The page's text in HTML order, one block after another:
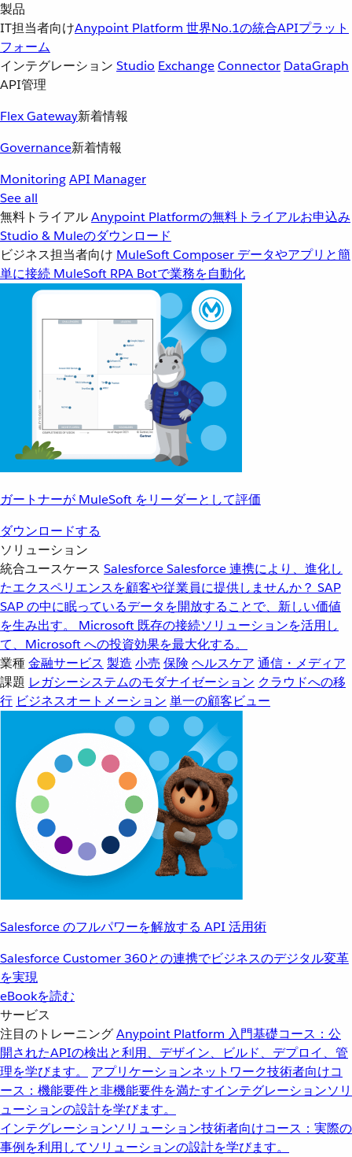
製品
IT担当者向けAnypoint Platform 世界No.1の統合APIプラット
フォーム
インテグレーション Studio ExchangeConnector DataGraph
API管理
Flex Gateway新着情報
Governance新着情報
MonitoringAPI Manager
See all
無料トライアルAnypoint Platformの無料トライアルお申込み
Studio & Muleのダウンロード
ビジネス担当者向け MuleSoft Composer データやアプリと簡
単に接続 MuleSoft RPA Botで業務を自動化
ガートナーが MuleSoft をリーダーとして評価
ダウンロードする
ソリューション
統合ユースケース SalesforceSalesforce 連携により、進化し
たエクスペリエンスを顧客や従業員に提供しませんか？ SAP
SAP の中に眠っているデータを開放することで、新しい価値
を生み出す。
Microsoft 既存の接続ソリューションを活用し
て、Microsoft への投資効果を最大化する。
業種金融サービス 製造 小売 保険 ヘルスケア 通信・メディア
課題 レガシーシステムのモダナイゼーション クラウドへの移
行 ビジネスオートメーション 単一の顧客ビュー
Salesforce のフルパワーを解放する API 活用術
Salesforce Customer 360との連携でビジネスのデジタル変革
を実現
eBookを読む
サービス
注目のトレーニングAnypoint Platform 入門基礎コース：公
開されたAPIの検出と利用、デザイン、ビルド、デプロイ、管
理を学びます。
アプリケーションネットワーク技術者向けコ
ース：機能要件と非機能要件を満たすインテグレーションソリ
ューションの設計を学びます。
インテグレーションソリューション技術者向けコース：実際の
事例を利用してソリューションの設計を学びます。